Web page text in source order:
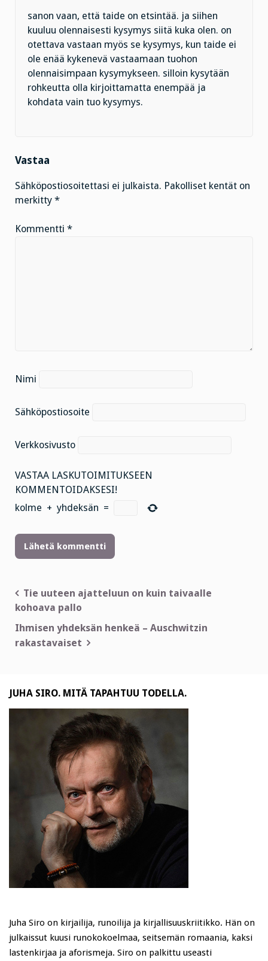
sanon vaan, että taide on etsintää. ja siihen
kuuluu olennaisesti kysymys siitä kuka olen. on
otettava vastaan myös se kysymys, kun taide ei
ole enää kykenevä vastaamaan tuohon
olennaisimpaan kysymykseen. silloin kysytään
rohkeutta olla kirjoittamatta enempää ja
kohdata vain tuo kysymys.
Vastaa
Sähköpostiosoitettasi ei julkaista. Pakolliset kentät on
merkitty *
Kommentti *
Nimi
Sähköpostiosoite
Verkkosivusto
VASTAA LASKUTOIMITUKSEEN
KOMMENTOIDAKSESI!
kolme + yhdeksän =
Artikkelien
selaus
Tie uuteen ajatteluun on kuin taivaalle
kohoava pallo
Ihmisen yhdeksän henkeä – Auschwitzin
rakastavaiset
JUHA SIRO. MITÄ TAPAHTUU TODELLA.
Juha Siro on kirjailija, runoilija ja kirjallisuuskriitikko. Hän on
julkaissut kuusi runokokoelmaa, seitsemän romaania, kaksi
lastenkirjaa ja aforismeja. Siro on palkittu useasti